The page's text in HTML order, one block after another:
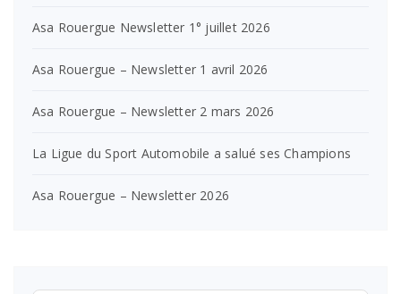
Asa Rouergue Newsletter 1° juillet 2026
Asa Rouergue – Newsletter 1 avril 2026
Asa Rouergue – Newsletter 2 mars 2026
La Ligue du Sport Automobile a salué ses Champions
Asa Rouergue – Newsletter 2026